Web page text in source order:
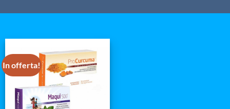
In offerta!